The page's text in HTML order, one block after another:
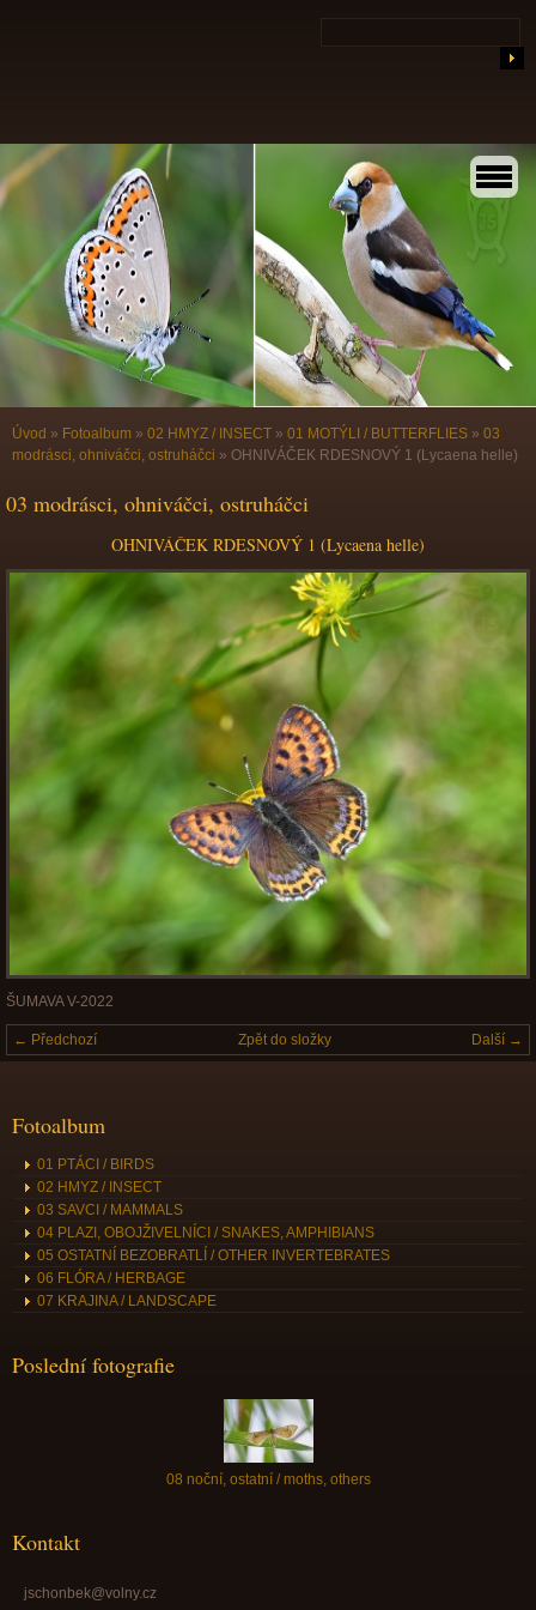
Úvod » Fotoalbum » 02 HMYZ / INSECT » 01 MOTÝLI / BUTTERFLIES » 03
modrásci, ohniváčci, ostruháčci » OHNIVÁČEK RDESNOVÝ 1 (Lycaena helle)
03 modrásci, ohniváčci, ostruháčci
OHNIVÁČEK RDESNOVÝ 1 (Lycaena helle)
ŠUMAVA V-2022
← Předchozí Další →
Zpět do složky
Fotoalbum
01 PTÁCI / BIRDS
02 HMYZ / INSECT
03 SAVCI / MAMMALS
04 PLAZI, OBOJŽIVELNÍCI / SNAKES, AMPHIBIANS
05 OSTATNÍ BEZOBRATLÍ / OTHER INVERTEBRATES
06 FLÓRA / HERBAGE
07 KRAJINA / LANDSCAPE
Poslední fotografie
08 noční, ostatní / moths, others
Kontakt
jschonbek@volny.cz